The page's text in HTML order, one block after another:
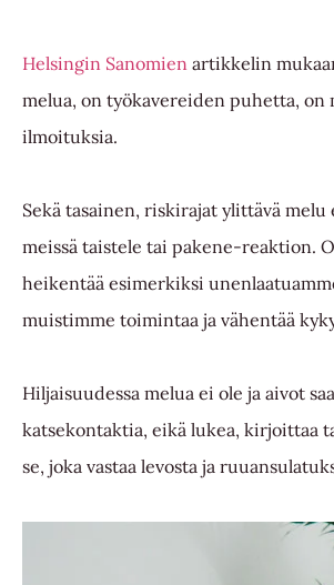
Helsingin Sanomien artikkelin
melua, on työkavereiden puhetta,
ilmoituksia.
Sekä tasainen, riskirajat ylittävä
meissä taistele tai pakene-reaktion.
heikentää esimerkiksi
muistimme toimintaa ja vähentää
Hiljaisuudessa melua ei ole ja aivot
katsekontaktia, eikä lukea, kirjoittaa
se, joka vastaa levosta ja